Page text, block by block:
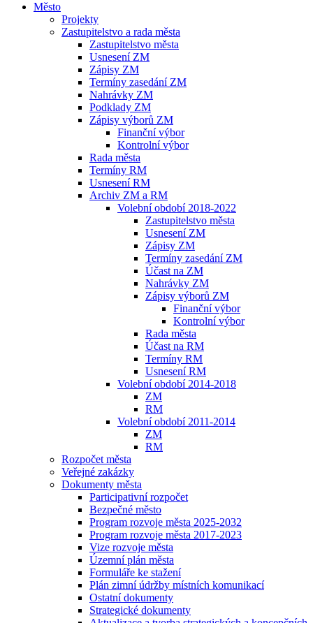
Město
Projekty
Zastupitelstvo a rada města
Zastupitelstvo města
Usnesení ZM
Zápisy ZM
Termíny zasedání ZM
Nahrávky ZM
Podklady ZM
Zápisy výborů ZM
Finanční výbor
Kontrolní výbor
Rada města
Termíny RM
Usnesení RM
Archiv ZM a RM
Volební období 2018-2022
Zastupitelstvo města
Usnesení ZM
Zápisy ZM
Termíny zasedání ZM
Účast na ZM
Nahrávky ZM
Zápisy výborů ZM
Finanční výbor
Kontrolní výbor
Rada města
Účast na RM
Termíny RM
Usnesení RM
Volební období 2014-2018
ZM
RM
Volební období 2011-2014
ZM
RM
Rozpočet města
Veřejné zakázky
Dokumenty města
Participativní rozpočet
Bezpečné město
Program rozvoje města 2025-2032
Program rozvoje města 2017-2023
Vize rozvoje města
Územní plán města
Formuláře ke stažení
Plán zimní údržby místních komunikací
Ostatní dokumenty
Strategické dokumenty